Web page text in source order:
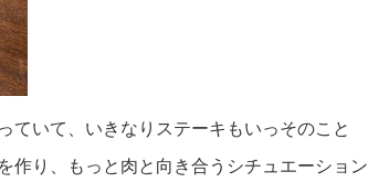
ていて、いきなりステーキもいっそのこと
作り、もっと肉と向き合うシチュエーション